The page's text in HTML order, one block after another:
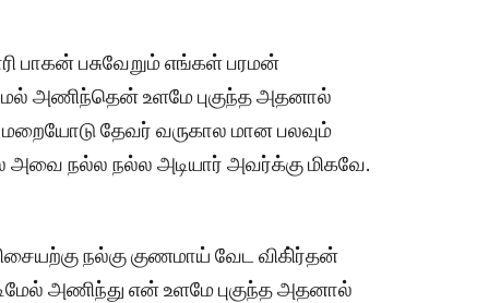
பாகன் பசுவேறும் எங்கள் பரமன்
அணிந்தென் உளமே புகுந்த அதனால்
தேவர் வருகால மான பலவும்
நல்ல நல்ல அடியார் அவர்க்கு மிகவே.
நல்கு குணமாய் வேட விகி்ர்தன்
அணிந்து என் உளமே புகுந்த அதனால்